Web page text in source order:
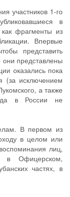
участников 1-го
в
фрагменты из
Впервые
представить
они представлены
оказались пока
(за исключением
а также
в России не
В первом из
в целом или
лиц,
в Офицерском,
частях, в